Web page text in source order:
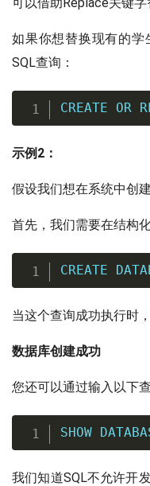
如果你想替换现有的学
SQL查询：
CREATE OR
示例2：
假设我们想在系统中创
首先，我们需要在结构
CREATE
当这个查询成功执行时
数据库创建成功
您还可以通过输入以下
SHOW
我们知道SQL不允许开